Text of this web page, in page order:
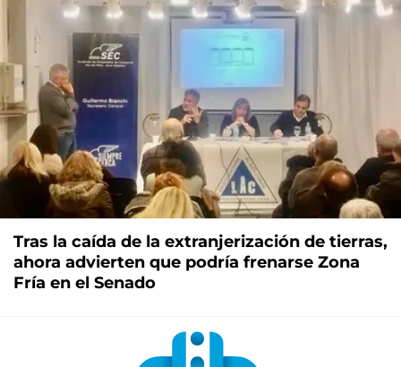
Tras la caída de la extranjerización de tierras,
ahora advierten que podría frenarse Zona
Fría en el Senado